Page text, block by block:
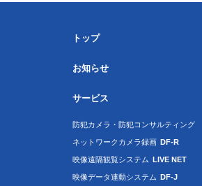
トップ
お知らせ
サービス
防犯カメラ・防犯コンサルティング
ネットワークカメラ録画 DF-R
映像遠隔観覧システム LIVE NET
映像データ連動システム DF-J